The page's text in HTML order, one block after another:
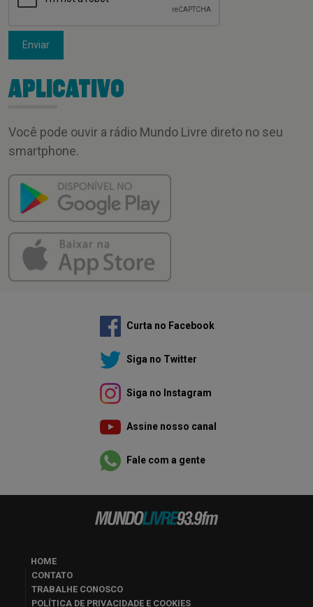
Enviar
APLICATIVO
Você pode ouvir a rádio Mundo Livre direto no seu
smartphone.
Curta no Facebook
Siga no Twitter
Siga no Instagram
Assine nosso canal
Fale com a gente
HOME
CONTATO
TRABALHE CONOSCO
POLÍTICA DE PRIVACIDADE E COOKIES